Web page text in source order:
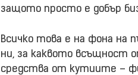
защото просто е добър
Всичко това е на фона на
ни, за каквото всъщност
средства от кутиите –